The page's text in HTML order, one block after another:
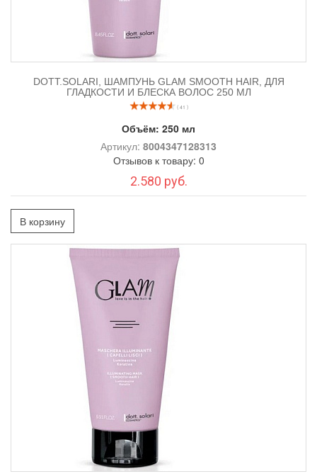
DOTT.SOLARI, ШАМПУНЬ GLAM SMOOTH HAIR, ДЛЯ
ГЛАДКОСТИ И БЛЕСКА ВОЛОС 250 МЛ
( 41 )
Объём: 250 мл
Артикул: 8004347128313
Отзывов к товару: 0
2.580 руб.
В корзину